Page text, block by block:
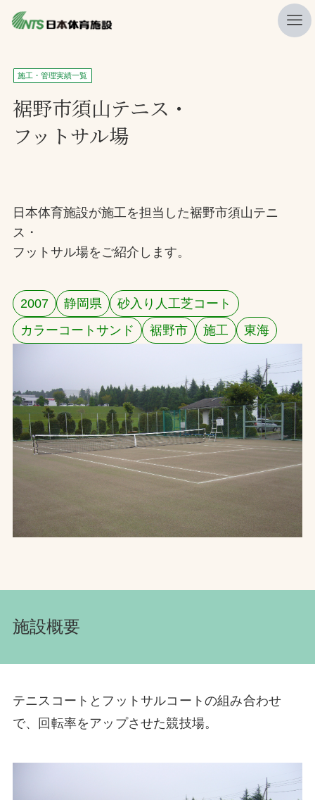
私たちの強み
ニュース
プレスリリース
施工・管理実績一覧
会社概要
お問合せ
お取引先の皆様へ
プライバシーポリシー
ソーシャルメディアポリシー
施工・管理実績一覧
裾野市須山テニス・
フットサル場
日本体育施設が施工を担当した裾野市須山テニ
ス・
フットサル場をご紹介します。
2007 静岡県
砂入り人工芝コート
カラーコートサンド
裾野市 施工 東海
施設概要
テニスコートとフットサルコートの組み合わせ
で、回転率をアップさせた競技場。